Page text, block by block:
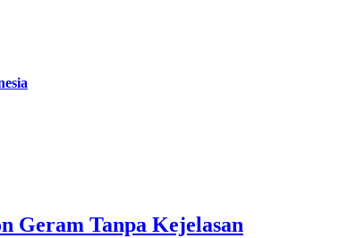
Geram Tanpa Kejelasan